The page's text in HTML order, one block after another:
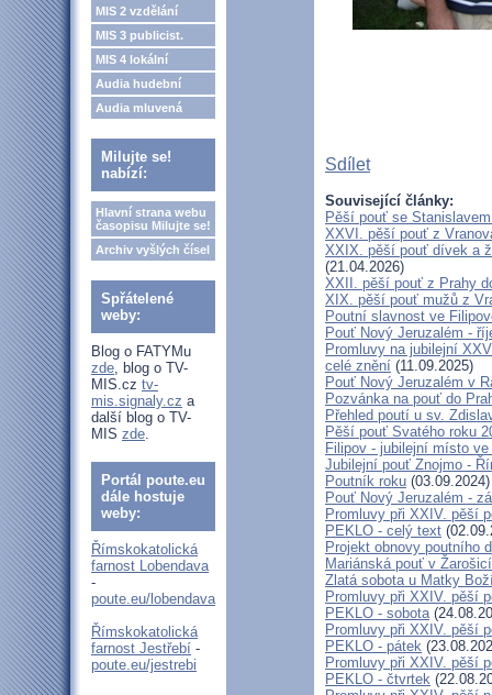
MIS 2 vzdělání
MIS 3 publicist.
MIS 4 lokální
Audia hudební
Audia mluvená
Milujte se!
nabízí:
Hlavní strana webu
časopisu Milujte se!
Archiv vyšlých čísel
Spřátelené
weby:
Blog o FATYMu
zde, blog o TV-
MIS.cz tv-
mis.signaly.cz a
další blog o TV-
MIS zde.
Portál poute.eu
dále hostuje
weby:
Římskokatolická
farnost Lobendava
-
poute.eu/lobendava
Římskokatolická
farnost Jestřebí -
poute.eu/jestrebi
Sdílet
Související články:
Pěší pouť se
XXVI. pěší pouť z
XXIX. pěší pouť dívek a
(21.04.2026)
XXII. pěší pouť z Prahy
XIX. pěší pouť mužů z
Poutní slavnost ve
Pouť Nový Jeruzalém -
Promluvy na jubilejní
celé znění (11.09.2025)
Pouť Nový Jeruzalém v
Pozvánka na pouť do
Přehled poutí u sv.
Pěší pouť Svatého roku
Filipov - jubilejní místo
Jubilejní pouť Znojmo -
Poutník roku (03.09.2024)
Pouť Nový Jeruzalém -
Promluvy při XXIV. pěší
PEKLO - celý text
Projekt obnovy poutního
Mariánská pouť v
Zlatá sobota u Matky
Promluvy při XXIV. pěší
PEKLO - sobota
Promluvy při XXIV. pěší
PEKLO - pátek
Promluvy při XXIV. pěší
PEKLO - čtvrtek